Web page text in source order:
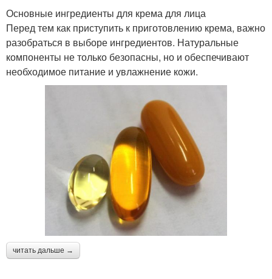
Основные ингредиенты для крема для лица
Перед тем как приступить к приготовлению крема, важно
разобраться в выборе ингредиентов. Натуральные
компоненты не только безопасны, но и обеспечивают
необходимое питание и увлажнение кожи.
читать дальше →